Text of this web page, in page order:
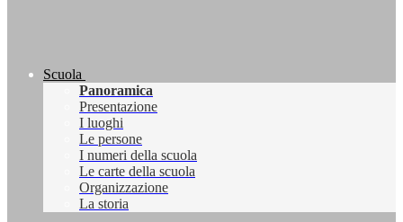
Scuola
Panoramica
Presentazione
I luoghi
Le persone
I numeri della scuola
Le carte della scuola
Organizzazione
La storia